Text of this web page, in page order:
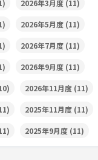
2026年3月度 (11)
2026年5月度 (11)
2026年7月度 (11)
2026年9月度 (11)
2026年11月度 (11)
2025年11月度 (11)
2025年9月度 (11)